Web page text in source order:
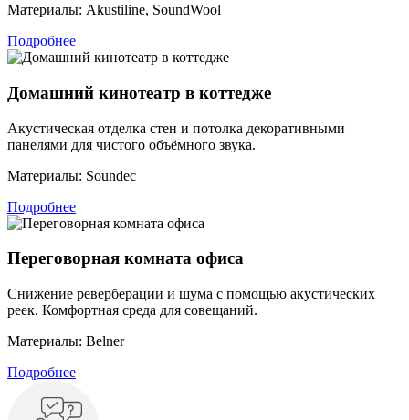
Материалы: Akustiline, SoundWool
Подробнее
Домашний кинотеатр в коттедже
Акустическая отделка стен и потолка декоративными
панелями для чистого объёмного звука.
Материалы: Soundec
Подробнее
Переговорная комната офиса
Снижение реверберации и шума с помощью акустических
реек. Комфортная среда для совещаний.
Материалы: Belner
Подробнее